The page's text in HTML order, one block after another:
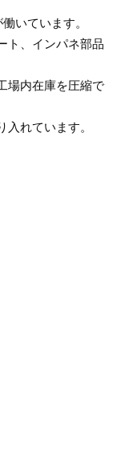
いています。
ト、インパネ部品
場内在庫を圧縮で
れています。